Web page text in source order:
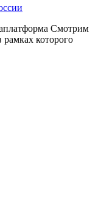
Смотрим
которого